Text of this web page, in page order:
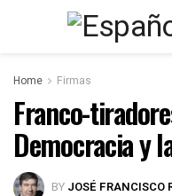
Home Firmas
Franco-
Democracia y
BY JOSÉ FRANCISCO